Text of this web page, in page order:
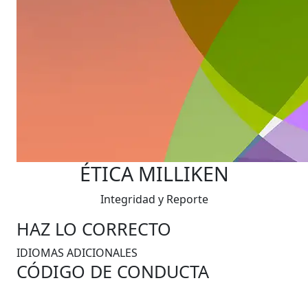
ÉTICA MILLIKEN
Integridad y Reporte
HAZ LO CORRECTO
IDIOMAS ADICIONALES
CÓDIGO DE CONDUCTA